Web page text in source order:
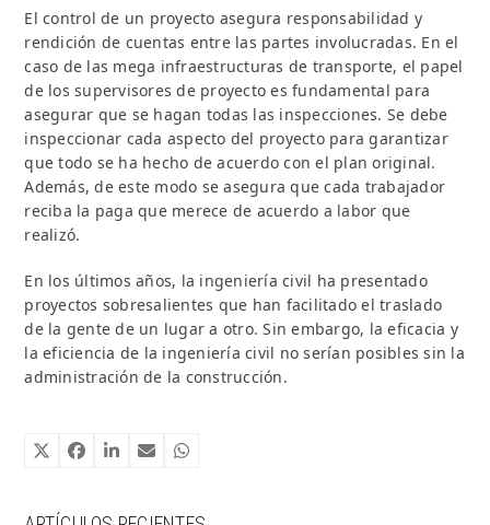
El control de un proyecto asegura responsabilidad y
rendición de cuentas entre las partes involucradas. En el
caso de las mega infraestructuras de transporte, el papel
de los supervisores de proyecto es fundamental para
asegurar que se hagan todas las inspecciones. Se debe
inspeccionar cada aspecto del proyecto para garantizar
que todo se ha hecho de acuerdo con el plan original.
Además, de este modo se asegura que cada trabajador
reciba la paga que merece de acuerdo a labor que
realizó.
En los últimos años, la ingeniería civil ha presentado
proyectos sobresalientes que han facilitado el traslado
de la gente de un lugar a otro. Sin embargo, la eficacia y
la eficiencia de la ingeniería civil no serían posibles sin la
administración de la construcción.